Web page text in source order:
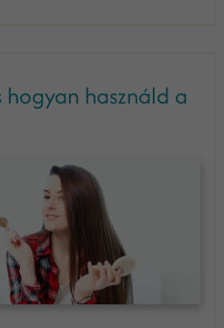
hogyan használd a